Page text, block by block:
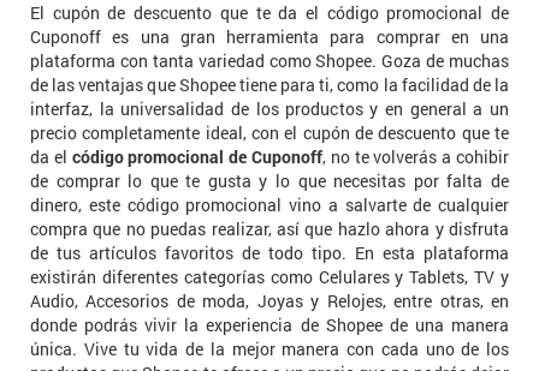
El cupón de descuento que te da el código promocional de
Cuponoff es una gran herramienta para comprar en una
plataforma con tanta variedad como Shopee. Goza de muchas
de las ventajas que Shopee tiene para ti, como la facilidad de la
interfaz, la universalidad de los productos y en general a un
precio completamente ideal, con el cupón de descuento que te
da el código promocional de Cuponoff, no te volverás a cohibir
de comprar lo que te gusta y lo que necesitas por falta de
dinero, este código promocional vino a salvarte de cualquier
compra que no puedas realizar, así que hazlo ahora y disfruta
de tus artículos favoritos de todo tipo. En esta plataforma
existirán diferentes categorías como Celulares y Tablets, TV y
Audio, Accesorios de moda, Joyas y Relojes, entre otras, en
donde podrás vivir la experiencia de Shopee de una manera
única. Vive tu vida de la mejor manera con cada uno de los